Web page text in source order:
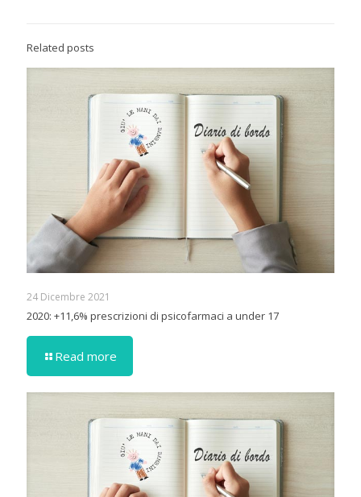
Related posts
24 Dicembre 2021
2020: +11,6% prescrizioni di psicofarmaci a under 17
Read more